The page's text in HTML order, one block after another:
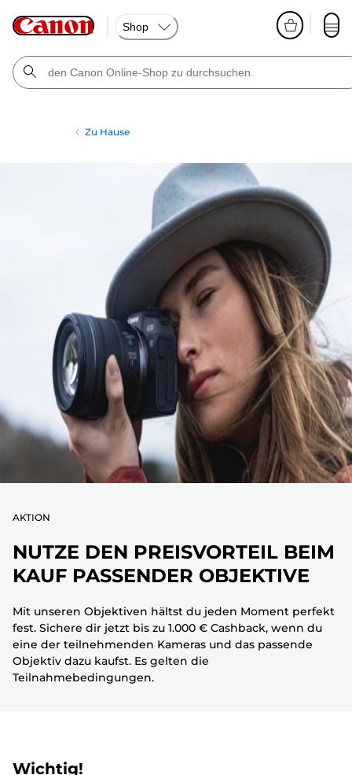
Shop
Zu Hause
AKTION
NUTZE DEN PREISVORTEIL BEIM
KAUF PASSENDER OBJEKTIVE
Mit unseren Objektiven hältst du jeden Moment perfekt
fest. Sichere dir jetzt bis zu 1.000 € Cashback, wenn du
eine der teilnehmenden Kameras und das passende
Objektiv dazu kaufst. Es gelten die
Teilnahmebedingungen.
Wichtig!